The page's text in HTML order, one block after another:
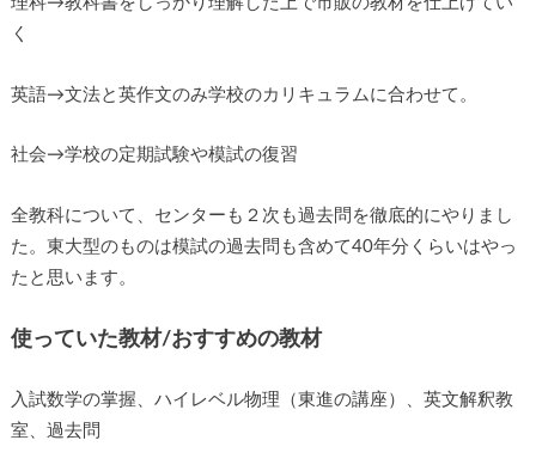
く
英語→文法と英作文のみ学校のカリキュラムに合わせて。
社会→学校の定期試験や模試の復習
全教科について、センターも２次も過去問を徹底的にやりまし
た。東大型のものは模試の過去問も含めて40年分くらいはやっ
たと思います。
使っていた教材/おすすめの教材
入試数学の掌握、ハイレベル物理（東進の講座）、英文解釈教
室、過去問